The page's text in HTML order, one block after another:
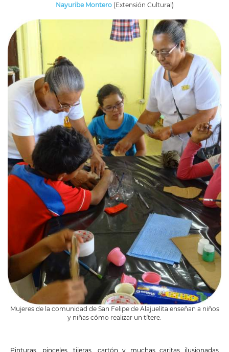
Nayuribe Montero(Extensión Cultural)
Mujeres de la comunidad de San Felipe de Alajuelita enseñan a niños
y niñas cómo realizar un títere.
Pinturas, pinceles, tijeras, cartón y muchas caritas ilusionadas